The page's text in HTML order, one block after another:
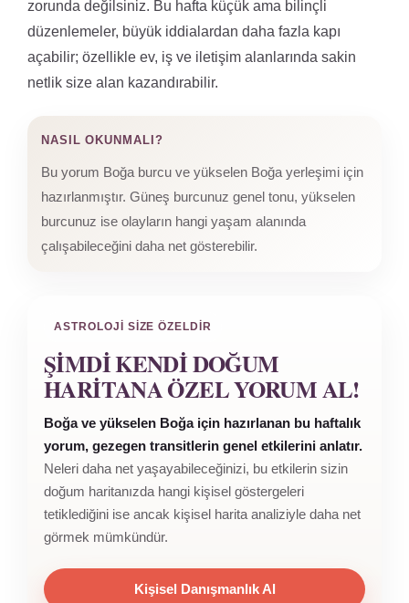
zorunda değilsiniz. Bu hafta küçük ama bilinçli
düzenlemeler, büyük iddialardan daha fazla kapı
açabilir; özellikle ev, iş ve iletişim alanlarında sakin
netlik size alan kazandırabilir.
NASIL OKUNMALI?
Bu yorum Boğa burcu ve yükselen Boğa yerleşimi için
hazırlanmıştır. Güneş burcunuz genel tonu, yükselen
burcunuz ise olayların hangi yaşam alanında
çalışabileceğini daha net gösterebilir.
ASTROLOJI SIZE ÖZELDIR
ŞIMDI KENDI DOĞUM
HARITANA ÖZEL YORUM AL!
Boğa ve yükselen Boğa için hazırlanan bu haftalık
yorum, gezegen transitlerin genel etkilerini anlatır.
Neleri daha net yaşayabileceğinizi, bu etkilerin sizin
doğum haritanızda hangi kişisel göstergeleri
tetiklediğini ise ancak kişisel harita analiziyle daha net
görmek mümkündür.
Kişisel Danışmanlık Al